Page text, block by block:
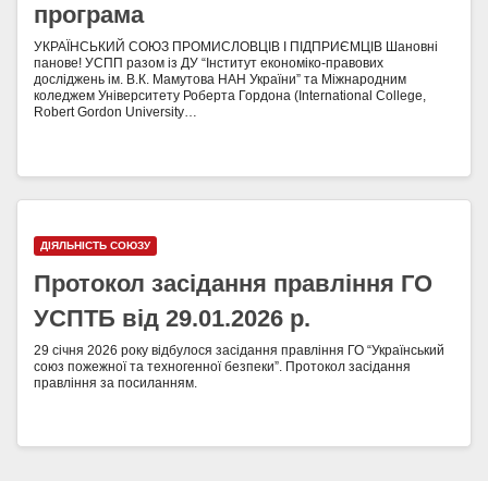
програма
УКРАЇНСЬКИЙ СОЮЗ ПРОМИСЛОВЦІВ І ПІДПРИЄМЦІВ Шановні
панове! УСПП разом із ДУ “Інститут економіко-правових
досліджень ім. В.К. Мамутова НАН України” та Міжнародним
коледжем Університету Роберта Гордона (International College,
Robert Gordon University…
ДІЯЛЬНІСТЬ СОЮЗУ
Протокол засідання правління ГО
УСПТБ від 29.01.2026 р.
29 січня 2026 року відбулося засідання правління ГО “Український
союз пожежної та техногенної безпеки”. Протокол засідання
правління за посиланням.